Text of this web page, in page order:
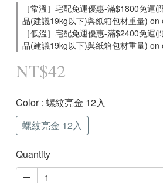
［常溫］宅配免運優惠-滿$1800免運
品(建議19kg以下)與紙箱包材重量) on
［低溫］宅配免運優惠-滿$2400免運
品(建議19kg以下)與紙箱包材重量) on
NT$42
Color: 螺紋亮金 12入
螺紋亮金 12入
Quantity